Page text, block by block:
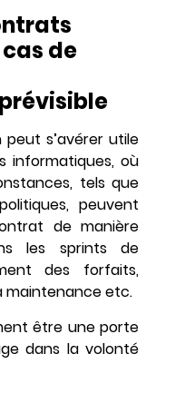
de
peut s’avérer utile
informatiques, où
tels que
peuvent
de manière
les sprints de
des forfaits,
maintenance etc.
être une porte
dans la volonté